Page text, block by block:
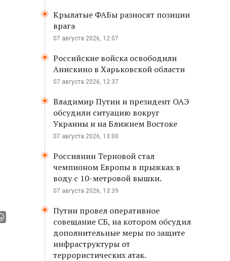
Крылатые ФАБы разносят позиции
врага
07 августа 2026, 12:07
Российские войска освободили
Анискино в Харьковской области
07 августа 2026, 12:37
Владимир Путин и президент ОАЭ
обсудили ситуацию вокруг
Украины и на Ближнем Востоке
07 августа 2026, 13:00
Россиянин Терновой стал
чемпионом Европы в прыжках в
воду с 10-метровой вышки.
07 августа 2026, 13:39
Путин провел оперативное
совещание СБ, на котором обсудил
дополнительные меры по защите
инфраструктуры от
террористических атак.